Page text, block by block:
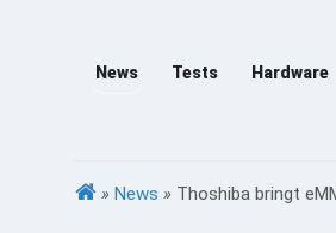
News Tests Hardware
» News » Thoshiba bringt